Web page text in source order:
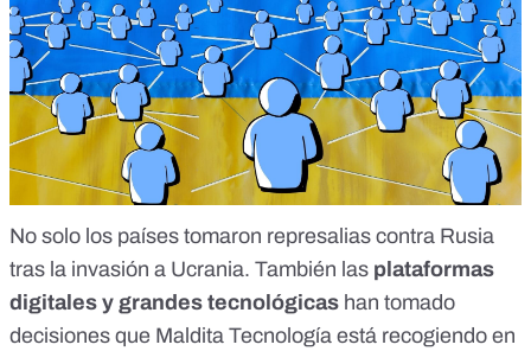
No solo los países tomaron represalias contra Rusia
tras la invasión a Ucrania. También las plataformas
digitales y grandes tecnológicas han tomado
decisiones que Maldita Tecnología está recogiendo en